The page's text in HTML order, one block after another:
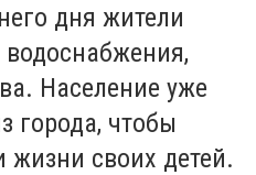
дня жители
водоснабжения,
Население уже
города, чтобы
жизни своих детей.